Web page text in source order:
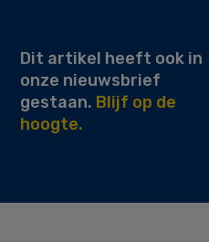
Dit artikel heeft ook in
onze nieuwsbrief
gestaan. Blijf op de
hoogte.